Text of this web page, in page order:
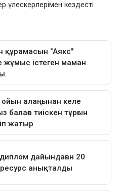
кездесті